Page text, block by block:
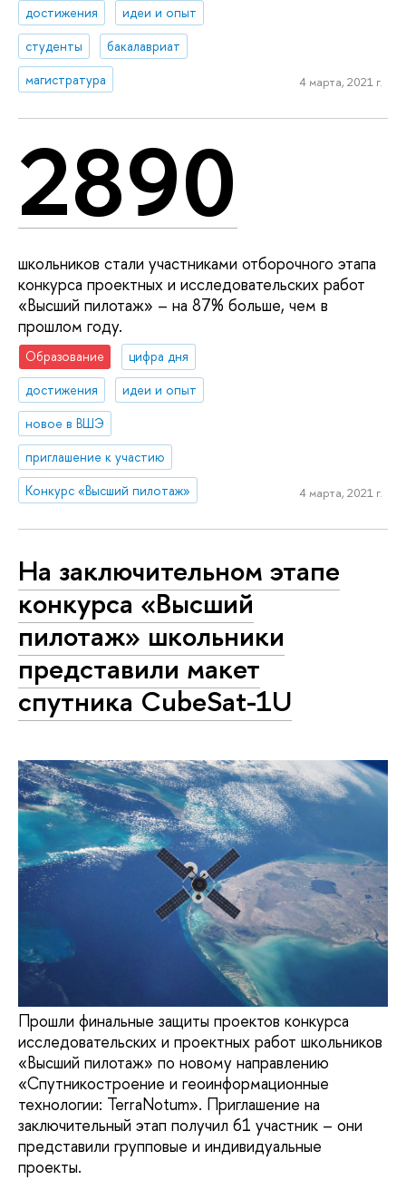
достижения
идеи и опыт
студенты
бакалавриат
магистратура
4 марта, 2021 г.
2890
школьников стали участниками отборочного этапа
конкурса проектных и исследовательских работ
«Высший пилотаж» – на 87% больше, чем в
прошлом году.
Образование
цифра дня
достижения
идеи и опыт
новое в ВШЭ
приглашение к участию
Конкурс «Высший пилотаж»
4 марта, 2021 г.
На заключительном этапе
конкурса «Высший
пилотаж» школьники
представили макет
спутника CubeSat-1U
Прошли финальные защиты проектов конкурса
исследовательских и проектных работ школьников
«Высший пилотаж» по новому направлению
«Спутникостроение и геоинформационные
технологии: TerraNotum». Приглашение на
заключительный этап получил 61 участник – они
представили групповые и индивидуальные
проекты.